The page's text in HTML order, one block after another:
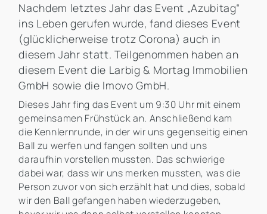
Nachdem letztes Jahr das Event „Azubitag“
ins Leben gerufen wurde, fand dieses Event
(glücklicherweise trotz Corona) auch in
diesem Jahr statt. Teilgenommen haben an
diesem Event die Larbig & Mortag Immobilien
GmbH sowie die Imovo GmbH.
Dieses Jahr fing das Event um 9:30 Uhr mit einem
gemeinsamen Frühstück an. Anschließend kam
die Kennlernrunde, in der wir uns gegenseitig einen
Ball zu werfen und fangen sollten und uns
daraufhin vorstellen mussten. Das schwierige
dabei war, dass wir uns merken mussten, was die
Person zuvor von sich erzählt hat und dies, sobald
wir den Ball gefangen haben wiederzugeben,